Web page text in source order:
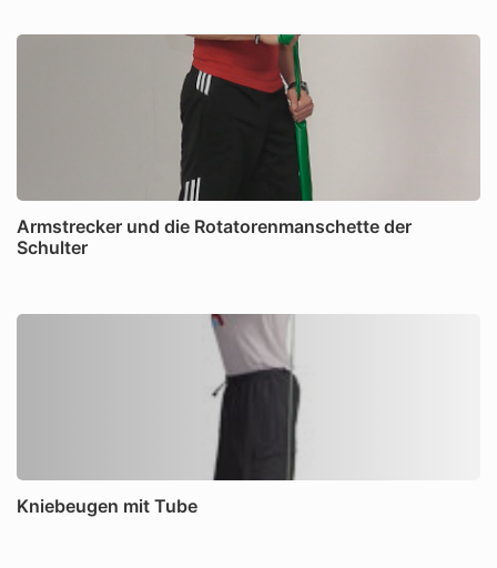
Armstrecker und die Rotatorenmanschette der
Schulter
Kniebeugen mit Tube